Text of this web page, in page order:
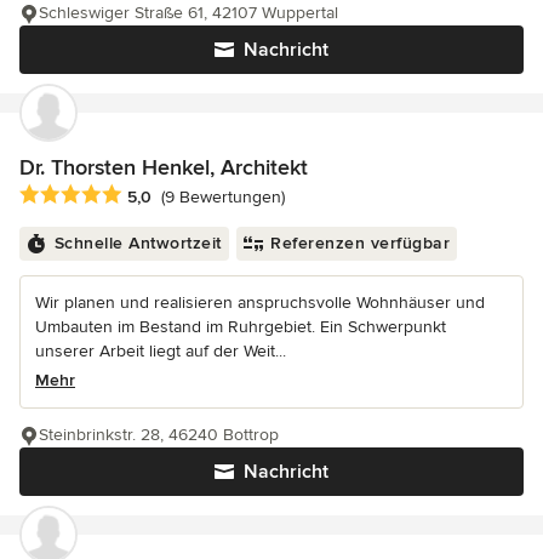
Nachricht
Schleswiger Straße 61, 42107 Wuppertal
Dr. Thorsten Henkel, Architekt
Durchschnittliche Bewertung: 5 von 5 Sternen
5,0 (9 Bewertungen)
Schnelle Antwortzeit Referenzen verfügbar
Wir planen und realisieren anspruchsvolle Wohnhäuser und
Umbauten im Bestand im Ruhrgebiet. Ein Schwerpunkt
unserer Arbeit liegt auf der Weit...
Mehr
Nachricht
Steinbrinkstr. 28, 46240 Bottrop